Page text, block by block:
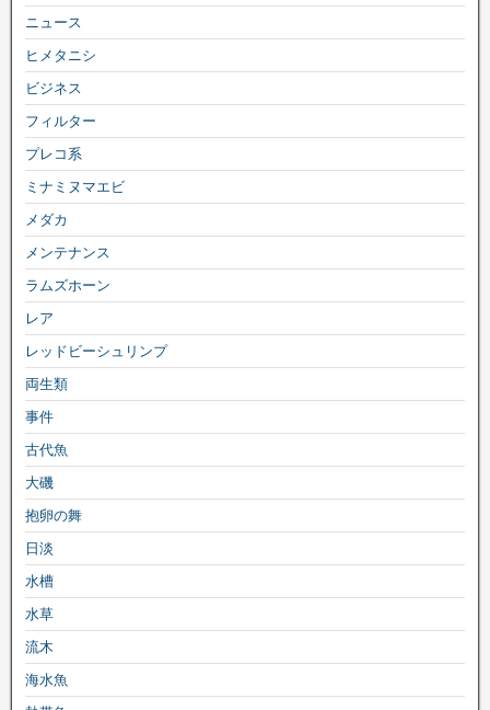
ニュース
ヒメタニシ
ビジネス
フィルター
プレコ系
ミナミヌマエビ
メダカ
メンテナンス
ラムズホーン
レア
レッドビーシュリンプ
両生類
事件
古代魚
大磯
抱卵の舞
日淡
水槽
水草
流木
海水魚